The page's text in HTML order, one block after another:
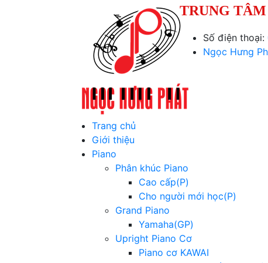
TRUNG
Số điện thoại:
Ngọc Hưng
Trang chủ
Giới thiệu
Piano
Phân khúc Piano
Cao cấp(P)
Cho người mới học(P)
Grand Piano
Yamaha(GP)
Upright Piano Cơ
Piano cơ KAWAI